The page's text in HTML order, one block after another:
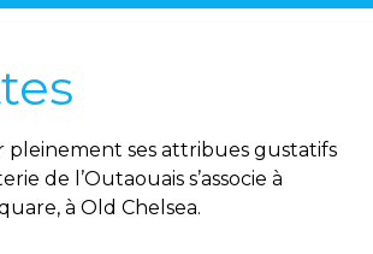
pleinement ses attribues gustatifs
de l’Outaouais s’associe à
à Old Chelsea.